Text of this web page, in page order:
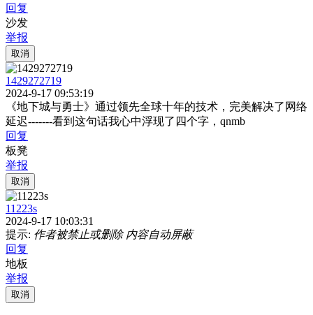
回复
沙发
举报
取消
1429272719
2024-9-17 09:53:19
《地下城与勇士》通过领先全球十年的技术，完美解决了网络
延迟-------看到这句话我心中浮现了四个字，qnmb
回复
板凳
举报
取消
11223s
2024-9-17 10:03:31
提示: 作者被禁止或删除 内容自动屏蔽
回复
地板
举报
取消